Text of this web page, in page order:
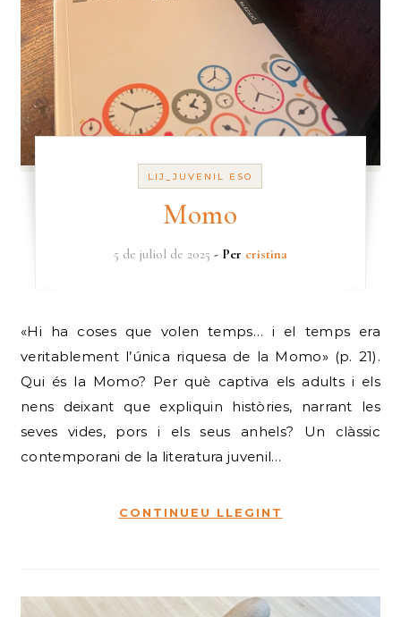
LIJ_JUVENIL ESO
Momo
5 de juliol de 2025 - Per cristina
«Hi ha coses que volen temps… i el temps era
veritablement l’única riquesa de la Momo» (p. 21).
Qui és la Momo? Per què captiva els adults i els
nens deixant que expliquin històries, narrant les
seves vides, pors i els seus anhels? Un clàssic
contemporani de la literatura juvenil…
CONTINUEU LLEGINT